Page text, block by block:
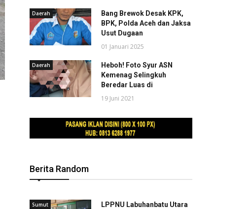
Daerah
Bang Brewok Desak KPK,
BPK, Polda Aceh dan Jaksa
Usut Dugaan
01 Januari 2025
Daerah
Heboh! Foto Syur ASN
Kemenag Selingkuh
Beredar Luas di
19 Juni 2021
Berita Random
Sumut
LPPNU Labuhanbatu Utara